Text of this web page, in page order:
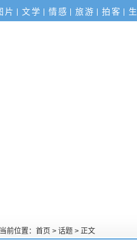
片 文学 情感 旅游 拍客
当前位置： 首页 > 话题 > 正文